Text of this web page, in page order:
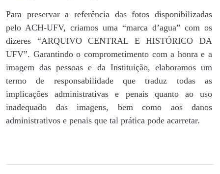
Para preservar a referência das fotos disponibilizadas
pelo ACH-UFV, criamos uma “marca d’agua” com os
dizeres “ARQUIVO CENTRAL E HISTÓRICO DA
UFV”. Garantindo o comprometimento com a honra e a
imagem das pessoas e da Instituição, elaboramos um
termo de responsabilidade que traduz todas as
implicações administrativas e penais quanto ao uso
inadequado das imagens, bem como aos danos
administrativos e penais que tal prática pode acarretar.